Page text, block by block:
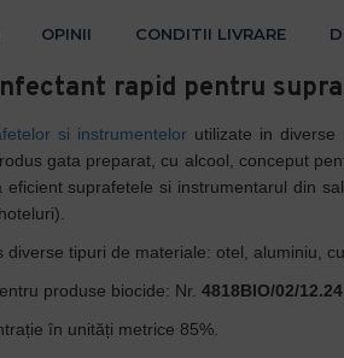
OPINII CONDITII LIVRARE
rapid pentru
si instrumentelorutilizate in diverse
gata preparat, cu alcool, conceput
eficient suprafetele si instrumentarul din
diverse tipuri de materiale: otel, aluminiu,
produse biocide: Nr. 4818BIO/02/12.24
în unități metrice 85%.